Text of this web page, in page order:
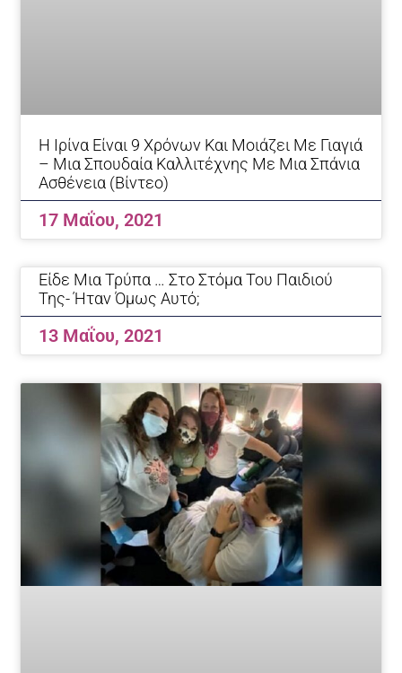
Η Ιρίνα Είναι 9 Χρόνων Και Μοιάζει Με Γιαγιά
– Μια Σπουδαία Καλλιτέχνης Με Μια Σπάνια
Ασθένεια (βίντεο)
17 Μαΐου, 2021
Eίδε Μια Τρύπα … Στο Στόμα Του Παιδιού
Της- Ήταν Όμως Αυτό;
13 Μαΐου, 2021